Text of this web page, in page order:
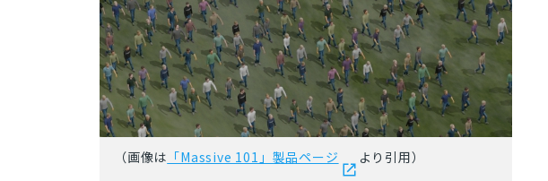
（画像は 「Massive 101」製品ページ より引用）